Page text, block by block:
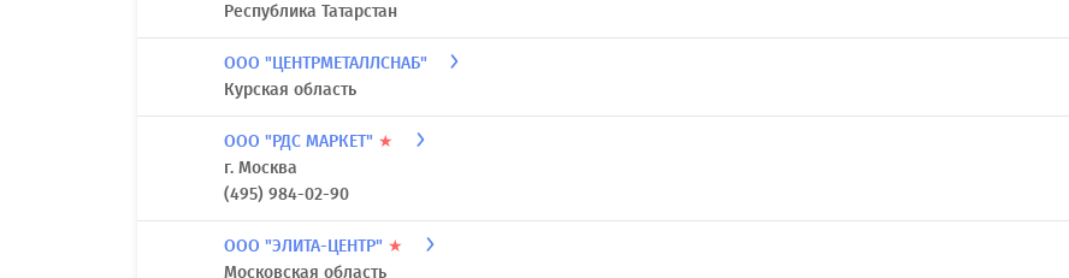
Республика Татарстан
ООО "ЦЕНТРМЕТАЛЛСНАБ"
Курская область
ООО "РДС МАРКЕТ" ★
г. Москва
(495) 984-02-90
ООО "ЭЛИТА-ЦЕНТР" ★
Московская область